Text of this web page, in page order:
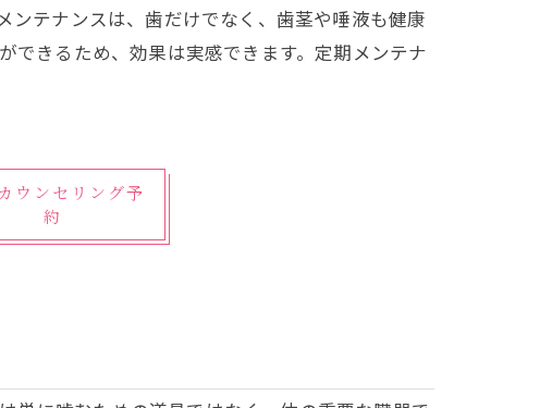
ンテナンスは、歯だけでなく、歯茎や唾液も健康
できるため、効果は実感できます。定期メンテナ
ウンセリング予
約